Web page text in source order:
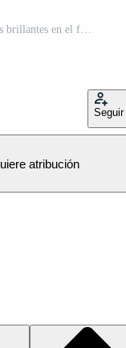
Constelación de Orión con hermosas estrellas brillantes en el fondo de la ilustración de vector de cielo cósmico Vector Gratis
Seguir
atribución